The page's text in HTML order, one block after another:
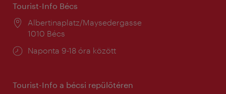
Tourist-Info Bécs
Helyszín:
Albertinaplatz/Maysedergasse
1010 Bécs
Nyitva
Naponta 9-18 óra között
Tourist-Info a bécsi repülőtéren